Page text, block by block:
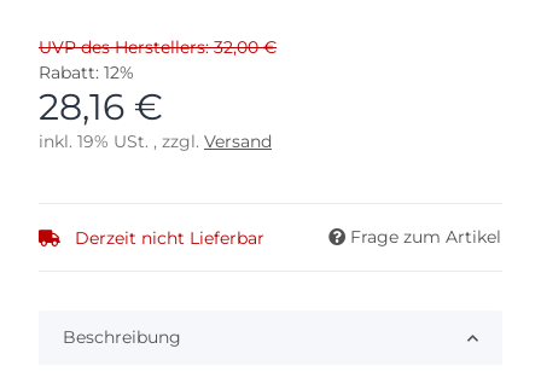
UVP des Herstellers: 32,00 €
Rabatt: 12%
28,16 €
inkl. 19% USt. , zzgl. Versand
Derzeit nicht Lieferbar Frage zum Artikel
Beschreibung